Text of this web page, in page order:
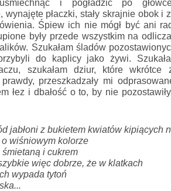
wynajęte płaczki, stały skrajnie obok i
Śpiew ich nie mógł być ani
były przede wszystkim na
Szukałam śladów
do kaplicy jako żywi.
szukałam dziur, które wkrótce
przeszkadzały mi
łez i dbałość o to, by nie
jabłoni z bukietem kwiatów kipiących
wiśniowym kolorze
śmietaną i cukrem
więc dobrze, że w klatkach
wypada tytoń